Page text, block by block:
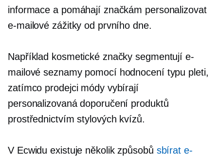
informace a pomáhají značkám personalizovat
e-mailové zážitky od prvního dne.
Například kosmetické značky segmentují e-
mailové seznamy pomocí hodnocení typu pleti,
zatímco prodejci módy vybírají
personalizovaná doporučení produktů
prostřednictvím stylových kvízů.
V Ecwidu existuje několik způsobů sbírat e-